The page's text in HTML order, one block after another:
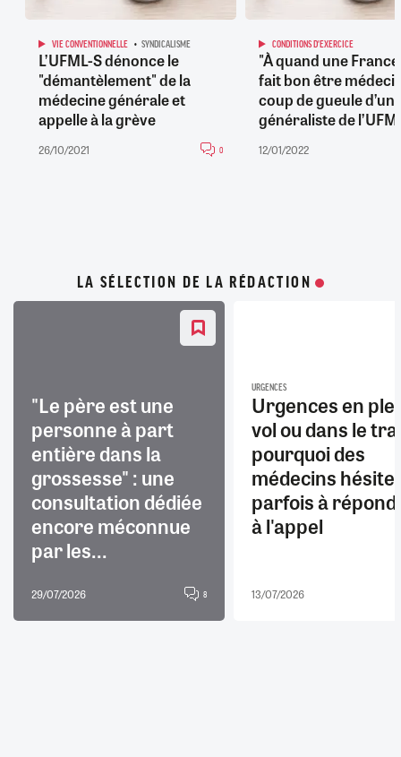
VIE CONVENTIONNELLE SYNDICALISME
L’UFML-S dénonce le
"démantèlement" de la
médecine générale et
appelle à la grève
26/10/2021 0
CONDITIONS D'EXERCICE
"À quand une
fait bon être
coup de gueule d’un
généraliste de
12/01/2022
LA SÉLECTION DE LA RÉDACTION
"Le père est une
personne à part
entière dans la
grossesse" : une
consultation dédiée
encore méconnue
par les...
29/07/2026 8
URGENCES
Urgences en
vol ou dans le
pourquoi des
médecins
parfois à
à l'appel
13/07/2026